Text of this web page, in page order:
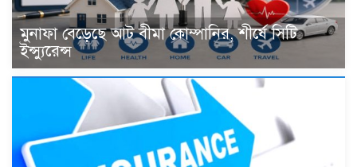
মুনাফা বেড়েছে আট বীমা কোম্পানির, শীর্ষে সিটি
ইন্স্যুরেন্স